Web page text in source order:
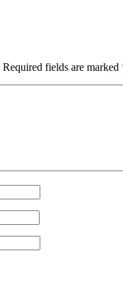
Required fields are marked